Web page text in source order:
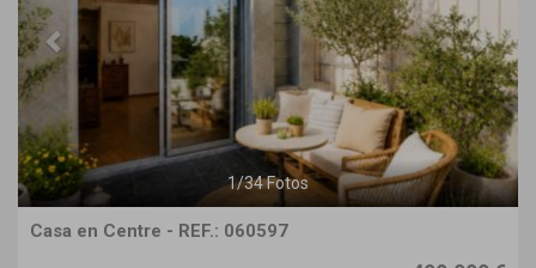
1/34Fotos
Casa en Centre - REF.: 060597